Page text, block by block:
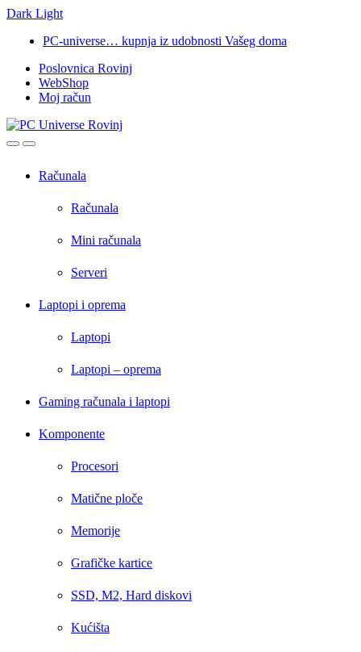
Dark Light
navigation
content
PC-universe… kupnja iz udobnosti Vašeg doma
Poslovnica Rovinj
WebShop
Moj račun
OpenClose
Računala
Računala
Mini računala
Serveri
Laptopi i oprema
Laptopi
Laptopi – oprema
Gaming računala i laptopi
Komponente
Procesori
Matične ploče
Memorije
Grafičke kartice
SSD, M2, Hard diskovi
Kućišta